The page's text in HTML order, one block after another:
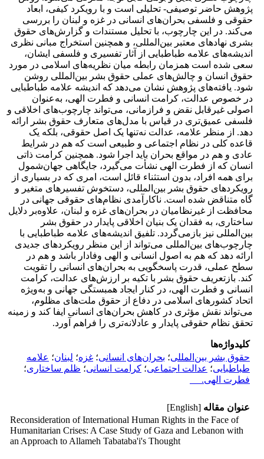
پژوهش حاضر توصیفی- تحلیلی است و با رویکرد کیفی، ابعاد
حقوقی و فلسفی بحران‌های انسانی در غزه و لبنان را بررسی
می‌کند. در این چارچوب، با تحلیل مستندات و گزارش‌های حقوق
بشری نهادهای معتبر بین‌المللی، و همچنین استخراج مبانی نظری
اندیشه‌های علامه طباطبایی از آثار تفسیری و فلسفی ایشان،
سعی شده است همزمان رابطه میان نظریه‌های اسلامی در مورد
حقوق انسان و چالش‌های عملی حقوق بشر بین‌المللی روشن
شود. یافته‌های پژوهش نشان می‌دهد که اندیشه علامه طباطبایی
در خصوص عدالت، کرامت انسانی و فطرت الهی، به‌عنوان
اصولی غیرقابل نقض و فرازمانی، می‌تواند چارچوب‌های اخلاقی و
فلسفی عمیق‌تری در قیاس با مدل‌های متعارف حقوق بشر ارائه
دهد. از منظر علامه، عدالت نه‌تنها یک اصل حقوقی، بلکه یک
قاعده کلی در نظام اجتماعی و طبیعی است که هم در شرایط
عادی و هم در مواقع بحران باید اجرا شود. همچنین کرامت ذاتی
انسان که از فطرت الهی نشأت می‌گیرد، جایگاهی جهان‌شمول
برای همه افراد، بدون استثناء قائل است، امری که در بسیاری از
رویکردهای حقوق بشر بین‌المللی، دستخوش تفسیرهای متغیر و
گاه متناقض شده است. ناکارآمدی نظام‌های حقوقی جهانی در
محافظت از غیرنظامیان در بحران‌های غزه و لبنان، علاوه‌بر دلایل
ساختاری، به فقدان یک بنیان اخلاقی پایدار در حقوق بشر
بین‌المللی نیز بازمی‌گردد. تلفیق اندیشه‌های علامه طباطبایی با
چارچوب‌های بین‌المللی می‌تواند از این منظر رویکردهای جدیدی
ارائه دهد که هم به اصول انسانی و الهی وفادار باشد و هم در
سطح عملی، قدرت پاسخگویی به بحران‌های انسانی را تقویت
کند. بازتعریف حقوق بشر با تکیه بر ارزش‌های عدالت، کرامت
انسانی و فطرت الهی، در کنار ایجاد همبستگی جهانی و به‌ویژه
اتحاد کشورهای اسلامی در دفاع از حقوق ملت‌های مظلوم،
می‌تواند نقش مؤثری در کاهش بحران‌های انسانی ایفا کند و زمینه
تحقق نظام حقوقی پایدار و عادلانه‌تری را فراهم آورد.
کلیدواژه‌ها
حقوق بشر بین‌المللی؛ بحران‌های انسانی؛ غزه؛ لبنان؛ علامه
طباطبایی؛ عدالت اجتماعی؛ کرامت انسانی؛ ظلم ساختاری؛
فطرت الهی.
عنوان مقاله [English]
Reconsideration of International Human Rights in the Face of
Humanitarian Crises: A Case Study of Gaza and Lebanon with
an Approach to Allameh Tabataba'i's Thought